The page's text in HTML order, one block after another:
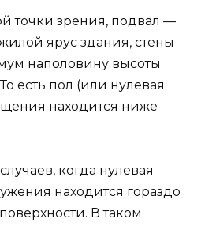
точки зрения, подвал —
ярус здания, стены
наполовину высоты
есть пол (или нулевая
находится ниже
когда нулевая
находится гораздо
В таком